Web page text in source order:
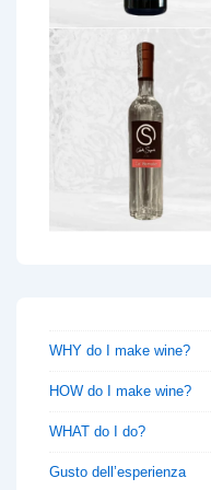
WHY do I make wine?
HOW do I make wine?
WHAT do I do?
Gusto dell’esperienza